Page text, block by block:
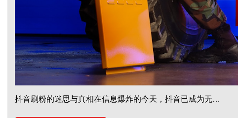
抖音刷粉的迷思与真相在信息爆炸的今天，抖音已成为无…